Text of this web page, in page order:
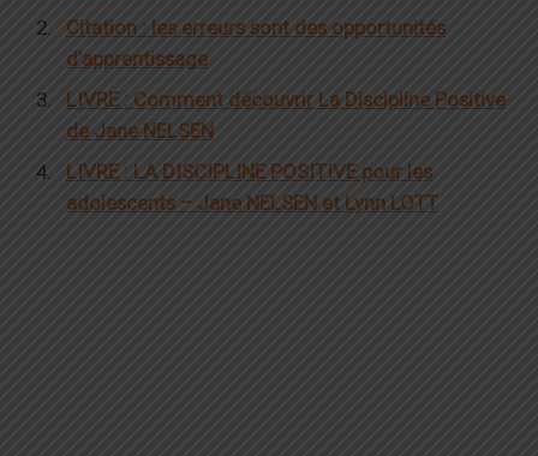
Citation : les erreurs sont des opportunités
d’apprentissage
LIVRE : Comment découvrir La Discipline Positive
de Jane NELSEN
LIVRE : LA DISCIPLINE POSITIVE pour les
adolescents – Jane NELSEN et Lynn LOTT